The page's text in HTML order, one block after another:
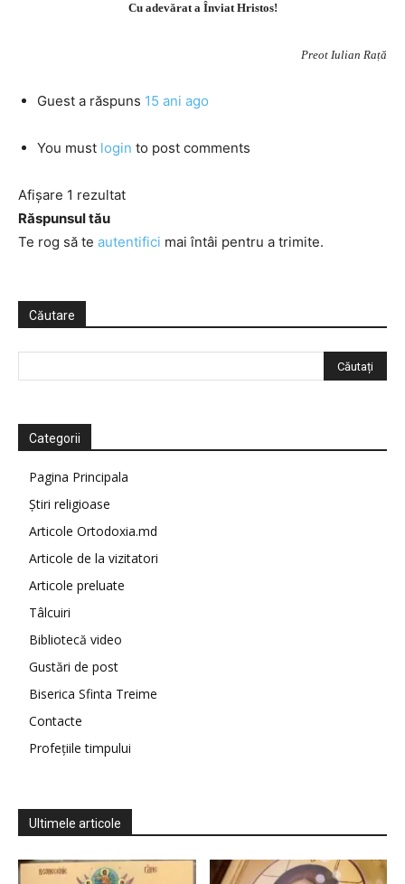
Cu adevărat a Înviat Hristos!
Preot Iulian Rață
Guest a răspuns 15 ani ago
You must login to post comments
Afișare 1 rezultat
Răspunsul tău
Te rog să te autentifici mai întâi pentru a trimite.
Căutare
Categorii
Pagina Principala
Știri religioase
Articole Ortodoxia.md
Articole de la vizitatori
Articole preluate
Tâlcuiri
Bibliotecă video
Gustări de post
Biserica Sfinta Treime
Contacte
Profețiile timpului
Ultimele articole